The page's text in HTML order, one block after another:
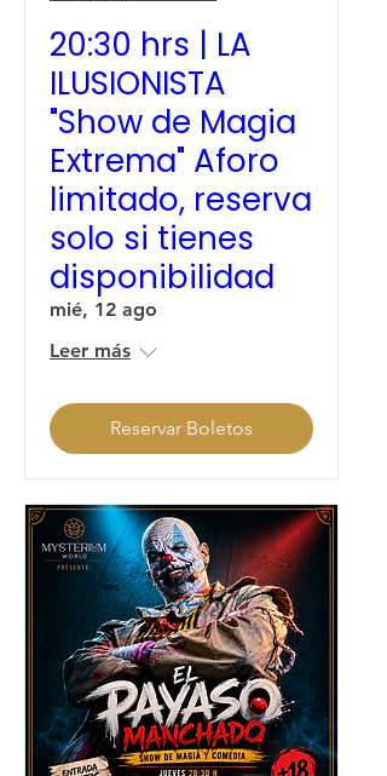
20:30 hrs | LA
ILUSIONISTA
"Show de Magia
Extrema" Aforo
limitado, reserva
solo si tienes
disponibilidad
mié, 12 ago
Leer más
Reservar Boletos